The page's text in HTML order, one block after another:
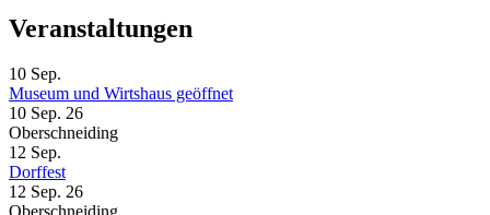
Veranstaltungen
10 Sep.
Museum und Wirtshaus geöffnet
10 Sep. 26
Oberschneiding
12 Sep.
Dorffest
12 Sep. 26